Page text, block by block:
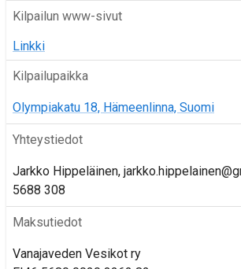
Kilpailun www-sivut
Linkki
Kilpailupaikka
Olympiakatu 18, Hämeenlinna, Suomi
Yhteystiedot
Jarkko Hippeläinen,
5688 308
Maksutiedot
Vanajaveden Vesikot ry